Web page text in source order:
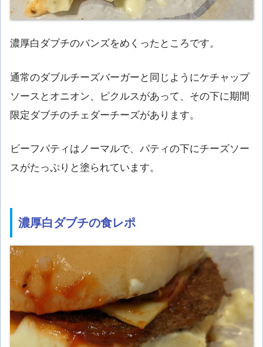
濃厚白ダブチのバンズをめくったところです。
通常のダブルチーズバーガーと同じようにケチャップ
ソースとオニオン、ピクルスがあって、その下に期間
限定ダブチのチェダーチーズがあります。
ビーフパティはノーマルで、パティの下にチーズソー
スがたっぷりと塗られています。
濃厚白ダブチの食レポ